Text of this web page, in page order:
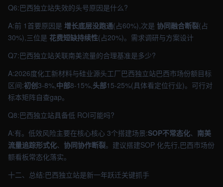
Q6:巴西独立站失效的头号原因是什么?
A:前 1首要原因是 增长底层没跑通(占60%),次是 协同融合断裂(占
30%),三位是 花费短缺持续性(占20%)。需求调研与方案设计
Q7:巴西独立站关联南美流量的合理基准是多少?
A:2026度化工新材料与硅业源头工厂巴西独立站巴西市场份额目标
区间:初创3-8%,中部8-15%,头部15-25%(具体看定位行业)。可行对
标本矩阵自查gap。
Q8:巴西独立站具备低 ROI可能吗?
A:有。低效风险主要在核心核心 3个搭建场景:SOP不常态化、 南美
流量追踪形式化、 协同协作断裂。建议搭建SOP 化先行,巴西市场份
额看板常态化落实。
十二、总结:巴西独立站是新一年跃迁关键抓手